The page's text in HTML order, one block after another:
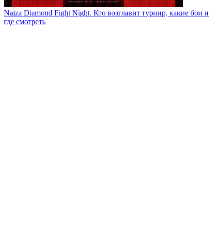
Naiza Diamond Fight Night. Кто возглавит турнир, какие бои и
где смотреть